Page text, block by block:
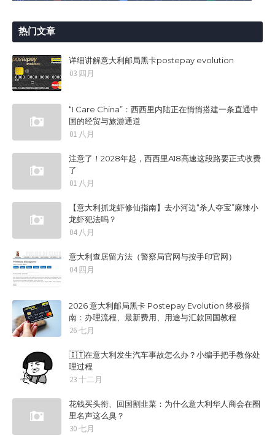
热门文章
详细讲解意大利邮局黑卡postepay evolution
03 四月
“I Care China”：西西里内陆正在悄悄搭建一条直通中
国的经贸与旅游通道
01 八月
注意了！2028年起，西西里A18高速这段路要正式收费
了
01 八月
【意大利抓龙虾修仙指南】去小河边“杀人夺宝”麻辣小
龙虾犯法吗？
04 八月
意大利查居留方法（警察局官网与按手印官网）
04 四月
2026 意大利邮局黑卡 Postepay Evolution 终极指
南：办理流程、最新费用、用途与汇款回国教程
26 七月
🇮🇹在意大利发生汽车事故怎么办？小编手把手教你处
理过程
23 十二月
花钱买头衔、回国割韭菜：为什么意大利华人商会在圈
里名声这么臭？
30 七月